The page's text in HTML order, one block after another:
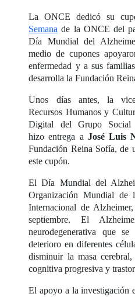
La ONCE dedicó su
Semana de la ONCE del
Día Mundial del
medio de cupones
enfermedad y a sus
desarrolla la Fundación
Unos días antes, la
Recursos Humanos y
Digital del Grupo
hizo entrega a José Luis
Fundación Reina Sofía, de
este cupón.
El Día Mundial del
Organización Mundial de
Internacional de
septiembre. El
neurodegenerativa que
deterioro en diferentes
disminuir la masa
cognitiva progresiva y
El apoyo a la investigación